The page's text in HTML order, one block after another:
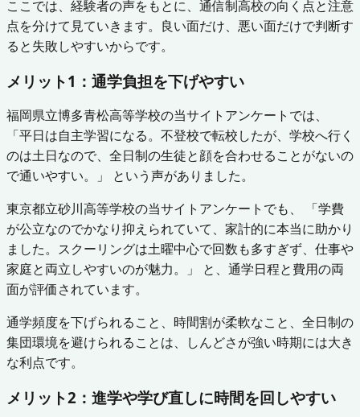
ここでは、経験者の声をもとに、通信制高校の向く点と注意
点を分けて見ていきます。良い面だけ、悪い面だけで判断す
ると失敗しやすいからです。
メリット1：通学負担を下げやすい
福岡県立博多青松高等学校の当サイトアンケートでは、
「平日は自主学習になる。不登校で転校したが、学校へ行く
のは土日なので、全日制の生徒と顔を合わせることがないの
で通いやすい。」 という声がありました。
東京都立砂川高等学校の当サイトアンケートでも、 「学費
が公立なのでかなり抑えられていて、家計的に本当に助かり
ました。スクーリングは土曜中心で回数も多すぎず、仕事や
家庭と両立しやすいのが魅力。」 と、通学日程と費用の両
面が評価されています。
通学頻度を下げられること、時間割が柔軟なこと、全日制の
集団環境を避けられることは、しんどさが強い時期には大き
な利点です。
メリット2：進学や学び直しに時間を回しやすい